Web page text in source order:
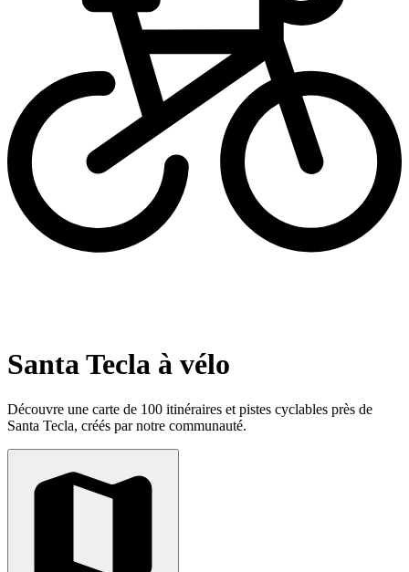
Santa Tecla à vélo
Découvre une carte de 100 itinéraires et pistes cyclables près de
Santa Tecla, créés par notre communauté.